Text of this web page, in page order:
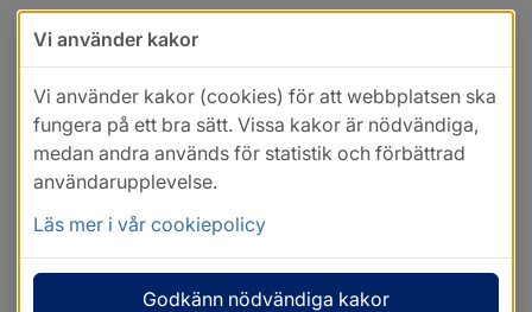
Vi använder kakor
Vi använder kakor (cookies) för att webbplatsen ska
fungera på ett bra sätt. Vissa kakor är nödvändiga,
medan andra används för statistik och förbättrad
användarupplevelse.
Läs mer i vår cookiepolicy
Godkänn nödvändiga kakor